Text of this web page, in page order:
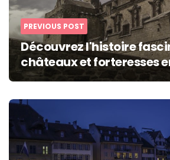
PREVIOUS POST
Découvrez l'histoire
châteaux et forteresses